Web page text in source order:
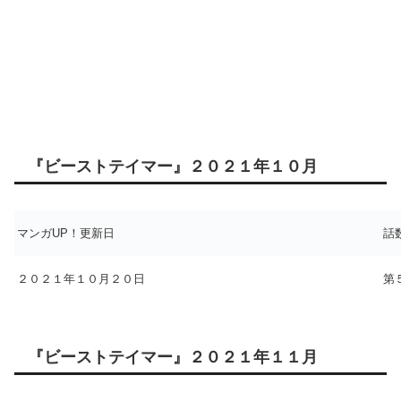
『ビーストテイマー』２０２１年１０月
マンガUP！更新日 話
２０２１年１０月２０日 第
『ビーストテイマー』２０２１年１１月